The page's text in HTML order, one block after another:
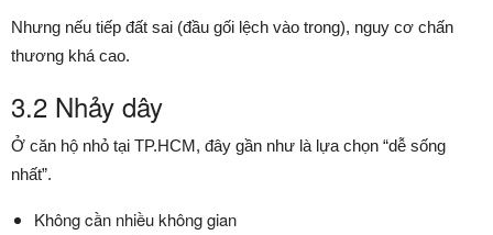
Nhưng nếu tiếp đất sai (đầu gối lệch vào trong), nguy cơ chấn
thương khá cao.
3.2 Nhảy dây
Ở căn hộ nhỏ tại TP.HCM, đây gần như là lựa chọn “dễ sống
nhất”.
Không cần nhiều không gian